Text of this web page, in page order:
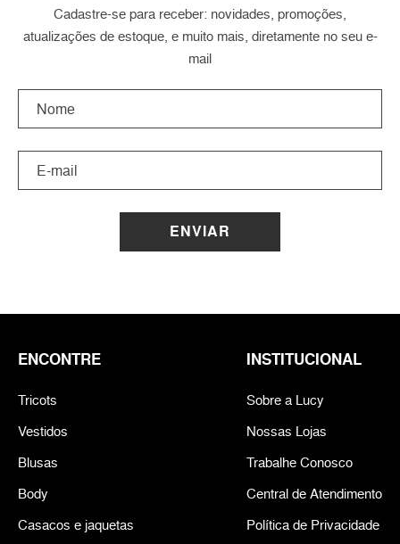
Cadastre-se para receber: novidades, promoções,
atualizações de estoque, e muito mais, diretamente no seu e-
mail
ENVIAR
ENCONTRE
Tricots
Vestidos
Blusas
Body
Casacos e jaquetas
INSTITUCIONAL
Sobre a Lucy
Nossas Lojas
Trabalhe Conosco
Central de Atendimento
Política de Privacidade